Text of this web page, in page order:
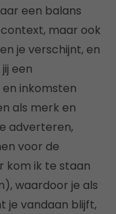
een balans
maar ook
je verschijnt, en
een
inkomsten
als merk en
adverteren,
voor de
kom ik te staan
waardoor je als
je vandaan blijft,